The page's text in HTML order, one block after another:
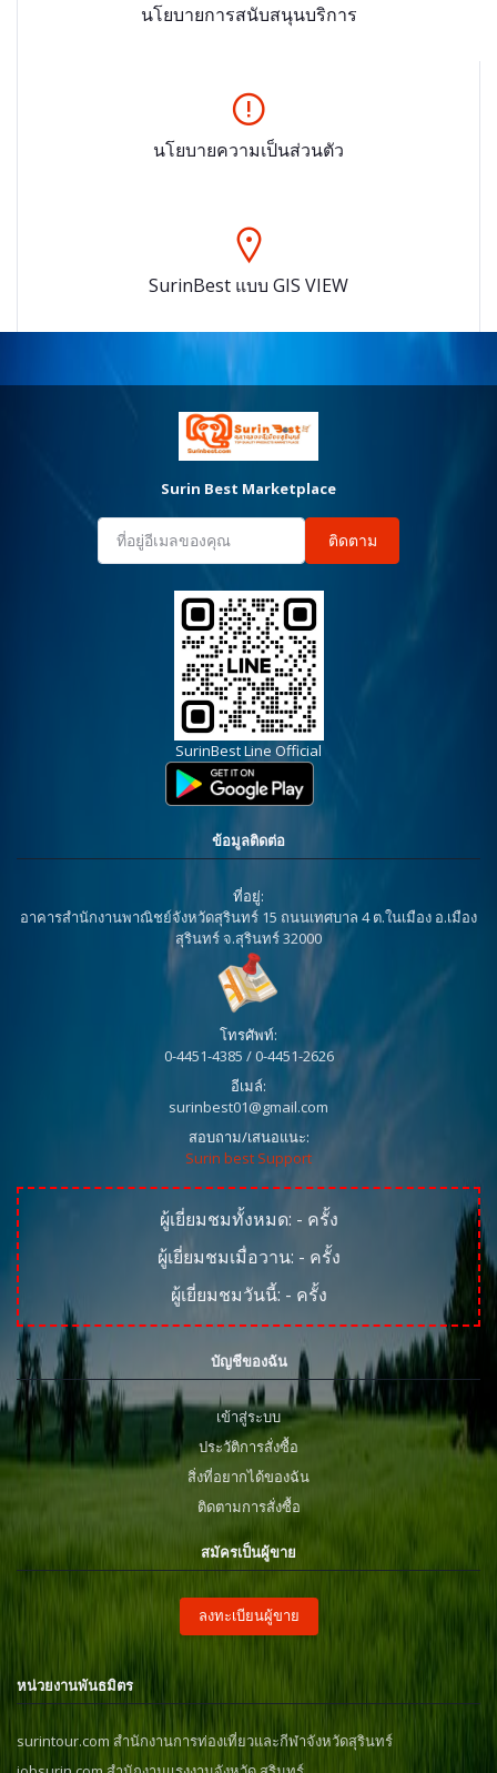
นโยบายการสนับสนุนบริการ
นโยบายความเป็นส่วนตัว
SurinBest แบบ GIS VIEW
Surin Best Marketplace
ติดตาม
SurinBest Line Official
ข้อมูลติดต่อ
ที่อยู่:
อาคารสำนักงานพาณิชย์จังหวัดสุรินทร์ 15 ถนนเทศบาล 4 ต.ในเมือง อ.เมือง
สุรินทร์ จ.สุรินทร์ 32000
โทรศัพท์:
0-4451-4385 / 0-4451-2626
อีเมล์:
surinbest01@gmail.com
สอบถาม/เสนอแนะ:
Surin best Support
ผู้เยี่ยมชมทั้งหมด: - ครั้ง
ผู้เยี่ยมชมเมื่อวาน: - ครั้ง
ผู้เยี่ยมชมวันนี้: - ครั้ง
บัญชีของฉัน
เข้าสู่ระบบ
ประวัติการสั่งซื้อ
สิ่งที่อยากได้ของฉัน
ติดตามการสั่งซื้อ
สมัครเป็นผู้ขาย
ลงทะเบียนผู้ขาย
หน่วยงานพันธมิตร
surintour.com สำนักงานการท่องเที่ยวและกีฬาจังหวัดสุรินทร์